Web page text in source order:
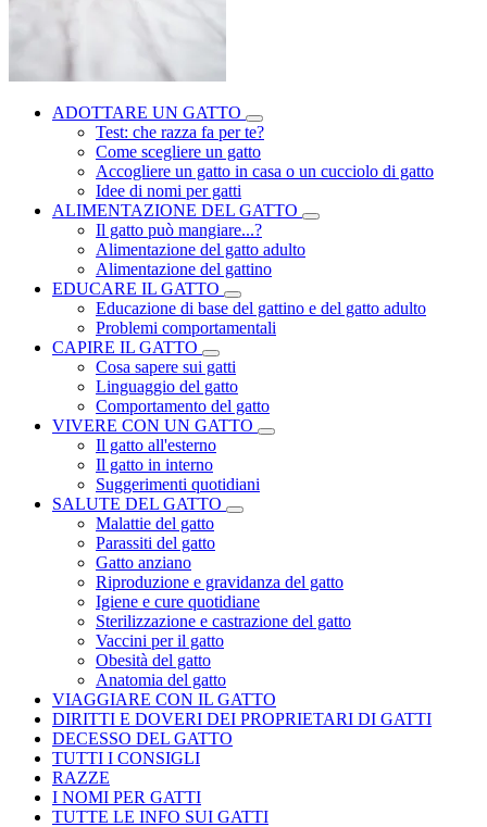
ADOTTARE UN GATTO
Test: che razza fa per te?
Come scegliere un gatto
Accogliere un gatto in casa o un cucciolo di gatto
Idee di nomi per gatti
ALIMENTAZIONE DEL GATTO
Il gatto può mangiare...?
Alimentazione del gatto adulto
Alimentazione del gattino
EDUCARE IL GATTO
Educazione di base del gattino e del gatto adulto
Problemi comportamentali
CAPIRE IL GATTO
Cosa sapere sui gatti
Linguaggio del gatto
Comportamento del gatto
VIVERE CON UN GATTO
Il gatto all'esterno
Il gatto in interno
Suggerimenti quotidiani
SALUTE DEL GATTO
Malattie del gatto
Parassiti del gatto
Gatto anziano
Riproduzione e gravidanza del gatto
Igiene e cure quotidiane
Sterilizzazione e castrazione del gatto
Vaccini per il gatto
Obesità del gatto
Anatomia del gatto
VIAGGIARE CON IL GATTO
DIRITTI E DOVERI DEI PROPRIETARI DI GATTI
DECESSO DEL GATTO
TUTTI I CONSIGLI
RAZZE
I NOMI PER GATTI
TUTTE LE INFO SUI GATTI